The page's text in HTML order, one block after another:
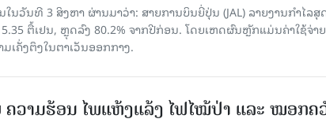
ນວັນທີ 3 ສິງຫາ ຜ່ານມາວ່າ: ສາຍການບິນຍີ່ປຸ່ນ (JAL) ລາຍງານກຳໄລ
ຕື້ເຢນ, ຫຼຸດລົງ 80.2% ຈາກປີກ່ອນ. ໂດຍເຫດຜົນຫຼັກແມ່ນຄ່າໃຊ້ຈ່າຍ
ເຄັ່ງຕຶງໃນຕາເວັນອອກກາງ.
ວາມຮ້ອນ ໄພແຫ້ງແລ້ງ ໄຟໄໝ້ປ່າ ແລະ ໝອກຄ